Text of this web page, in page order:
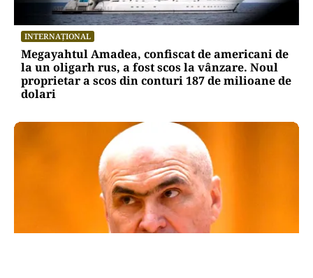
INTERNAȚIONAL
Megayahtul Amadea, confiscat de americani de
la un oligarh rus, a fost scos la vânzare. Noul
proprietar a scos din conturi 187 de milioane de
dolari